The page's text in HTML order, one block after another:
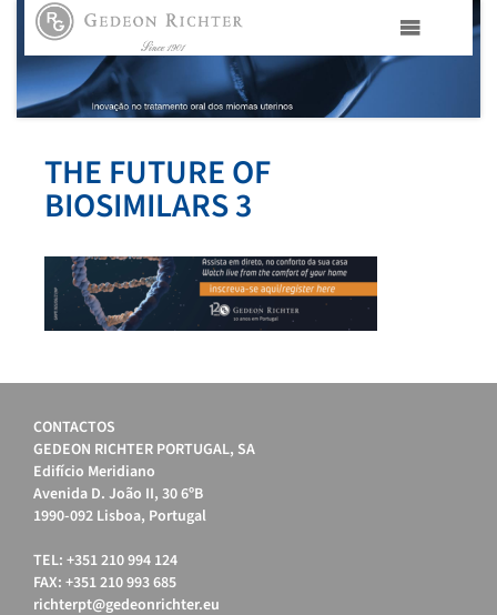
HOME
GEDEON RICHTER GRUPO
ÁREAS TERAPÊUTICAS
MEDIA
FAMA
THE FUTURE OF
BIOSIMILARS 3
CONTACTOS
GEDEON RICHTER PORTUGAL, SA
Edifício Meridiano
Avenida D. João II, 30 6ºB
1990-092 Lisboa, Portugal
TEL: +351 210 994 124
FAX: +351 210 993 685
richterpt@gedeonrichter.eu